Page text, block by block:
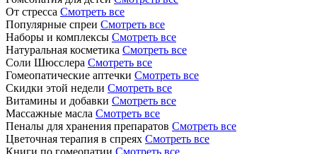
От стресса Смотреть все
Популярные спреи Смотреть все
Наборы и комплексы Смотреть все
Натуральная косметика Смотреть все
Соли Шюсслера Смотреть все
Гомеопатические аптечки Смотреть все
Скидки этой недели Смотреть все
Витамины и добавки Смотреть все
Массажные масла Смотреть все
Пеналы для хранения препаратов Смотреть все
Цветочная терапия в спреях Смотреть все
Книги по гомеопатии Смотреть все